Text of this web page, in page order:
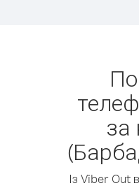
за
Із Viber Out